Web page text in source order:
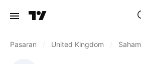
Pasaran United Kingdom Saham